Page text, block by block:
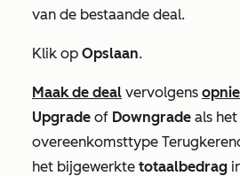
van de bestaande deal.
Klik op Opslaan.
Maak de deal vervolgens
Upgrade of Downgrade als het
overeenkomsttype
het bijgewerkte totaalbedrag